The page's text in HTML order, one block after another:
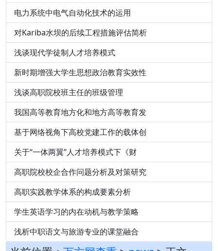
电力系统中电气自动化技术的运用
对Kariba水坝的后续工程措施评估简析
浅谈现代学徒制人才培养模式
新时期增强大学生思想政治教育实效性
浅谈高职院校班主任的班级管理
我国高等教育地方化和地方高等教育发
基于网络视角下高校党建工作的载体创
关于“一体两翼”人才培养模式下《财
高职院校校企合作问题分析及对策研究
高职实践教学体系的构成要素分析
学生英语学习的内在动机与教学策略
浅析中职语文与旅游专业的课堂融合